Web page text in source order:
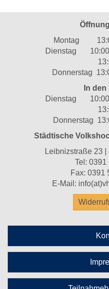
Montag
Dienstag 10:00
13:00
Donnerstag
In
Dienstag 10:00
13:00
Donnerstag
Städtische
Leibnizstraße 23
Tel: 0391
Fax: 0391
E-Mail: